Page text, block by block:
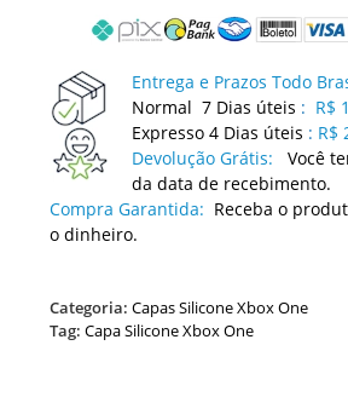
quantidade
Entrega e Prazos Todo
Normal 7 Dias úteis : R$
Expresso 4 Dias úteis : R$
Devolução Grátis:
Você
da data de recebimento.
Compra Garantida: Receba o
o dinheiro.
Categoria:Capas Silicone Xbox One
Tag:Capa Silicone Xbox One